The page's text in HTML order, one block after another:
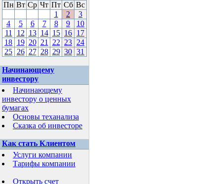
Пн Вт Ср Чт Пт Сб Вс
1
2
3
4
5 6 7 8 9
10
11
12 13 14 15 16 17
18 19 20 21 22 23 24
25 26 27 28 29 30 31
Начинающему
инвестору
Начинающему
инвестору о ценных
бумагах
Основы теханализа
Сказка об инвесторе
Как стать Клиентом
Услуги компании
Тарифы компании
Открыть счет